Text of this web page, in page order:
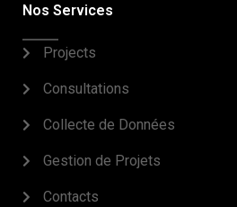
Nos Services
Projects
Consultations
Collecte de Données
Gestion de Projets
Contacts